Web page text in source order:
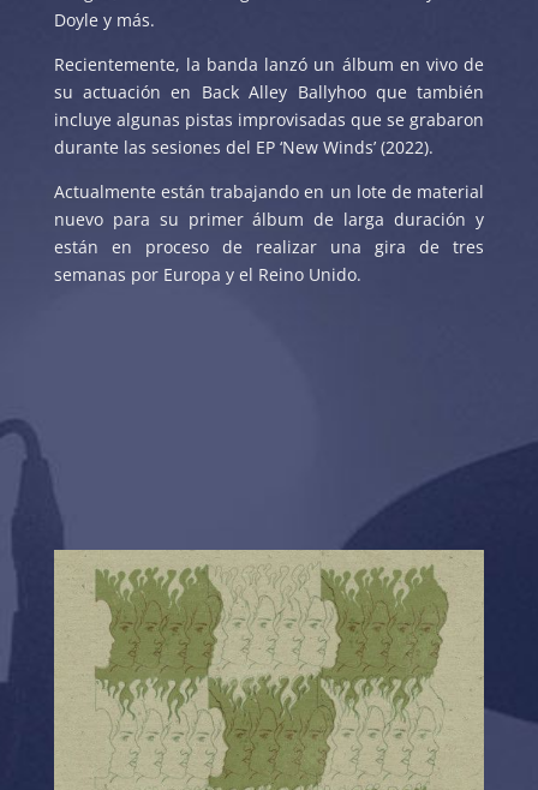
Doyle y más.
Recientemente, la banda lanzó un álbum en vivo de
su actuación en Back Alley Ballyhoo que también
incluye algunas pistas improvisadas que se grabaron
durante las sesiones del EP ‘New Winds’ (2022).
Actualmente están trabajando en un lote de material
nuevo para su primer álbum de larga duración y
están en proceso de realizar una gira de tres
semanas por Europa y el Reino Unido.